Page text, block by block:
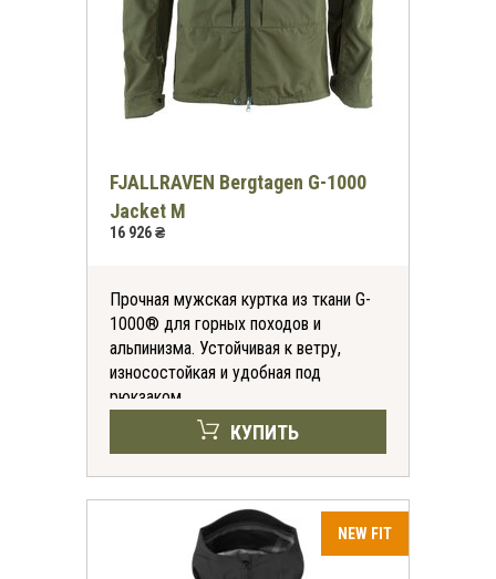
FJALLRAVEN Bergtagen G-1000
Jacket M
16 926 ₴
Прочная мужская куртка из ткани G-
1000® для горных походов и
альпинизма. Устойчивая к ветру,
износостойкая и удобная под
рюкзаком.
КУПИТЬ